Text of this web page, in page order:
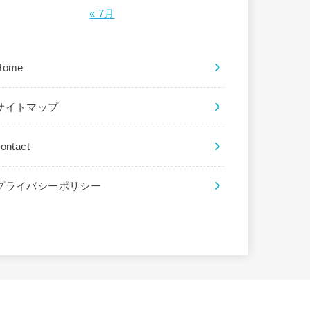
« 7月
イトマップ
ライバシーポリシー